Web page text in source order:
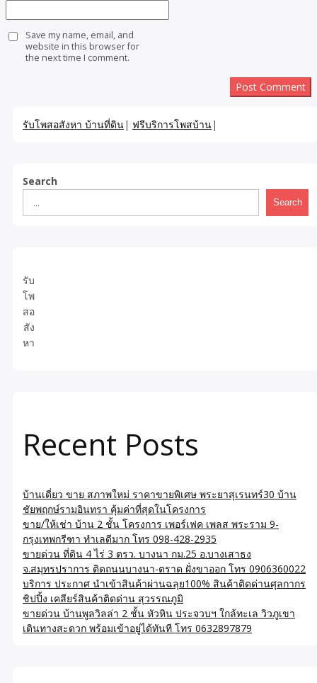
Save my name, email, and
website in this browser for
the next time I comment.
รับโพสอสังหา บ้านที่ดิน| ฟรีบริการโพสบ้าน|
Search
Search
รับ
โพ
สอ
สัง
หา
Recent Posts
บ้านเดี่ยว ขาย สภาพใหม่ ราคาขายพิเศษ พระยาสุเรนทร์30 บ้าน
ชัยพฤกษ์รามอินทรา คุ้มค่าที่สุดในโครงการ
ขาย/ให้เช่า บ้าน 2 ชั้น โครงการ เพอร์เฟค เพลส พระราม 9-
กรุงเทพกรีฑา ทำเลดีมาก โทร 098-428-2935
ขายด่วน ที่ดิน 4 ไร่ 3 ตรว. บางนา กม.25 อ.บางเสาธง
จ.สมุทรปราการ ติดถนนบางนา-ตราด ฝั่งขาออก โทร 0906360022
บริการ ประกาศ นำเข้าสินค้าผ่านฉลุย100% สินค้าติดด่านศุลกากร
ชิปปิ้ง เคลียร์สินค้าติดด่าน สุวรรณภูมิ
ขายด่วน บ้านพูลวิลล่า 2 ชั้น หัวหิน ประจวบฯ ใกล้ทะเล วิวภูเขา
เดินทางสะดวก พร้อมเข้าอยู่ได้ทันที โทร 0632897879